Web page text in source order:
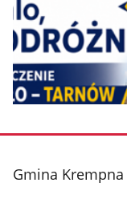
galerii.
stopka
Gmina Krempna